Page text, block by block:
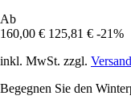
Ab
160,00 € 125,81 € -21%
inkl. MwSt. zzgl.
Begegnen Sie den